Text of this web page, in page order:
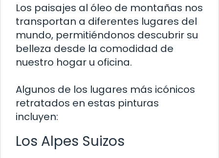
Los paisajes al óleo de montañas nos
transportan a diferentes lugares del
mundo, permitiéndonos descubrir su
belleza desde la comodidad de
nuestro hogar u oficina.
Algunos de los lugares más icónicos
retratados en estas pinturas
incluyen:
Los Alpes Suizos